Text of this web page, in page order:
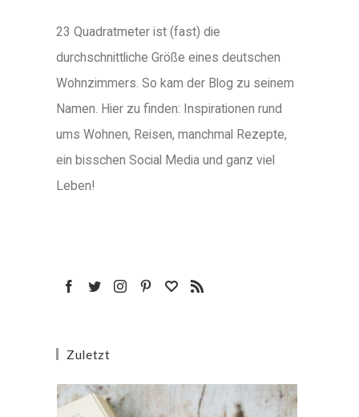
23 Quadratmeter ist (fast) die
durchschnittliche Größe eines deutschen
Wohnzimmers. So kam der Blog zu seinem
Namen. Hier zu finden: Inspirationen rund
ums Wohnen, Reisen, manchmal Rezepte,
ein bisschen Social Media und ganz viel
Leben!
Zuletzt